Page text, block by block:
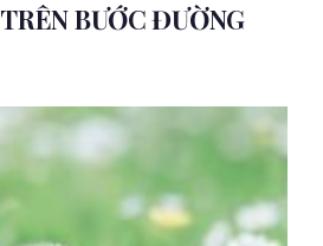
BƯỚC ĐƯỜNG